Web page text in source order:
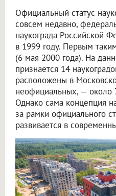
Официальный статус
совсем недавно,
наукограда Российской
в 1999 году. Первым
(6 мая 2000 года). На
признается 14
расположены в
неофициальных, — около
Однако сама концепция
за рамки официального
развивается в